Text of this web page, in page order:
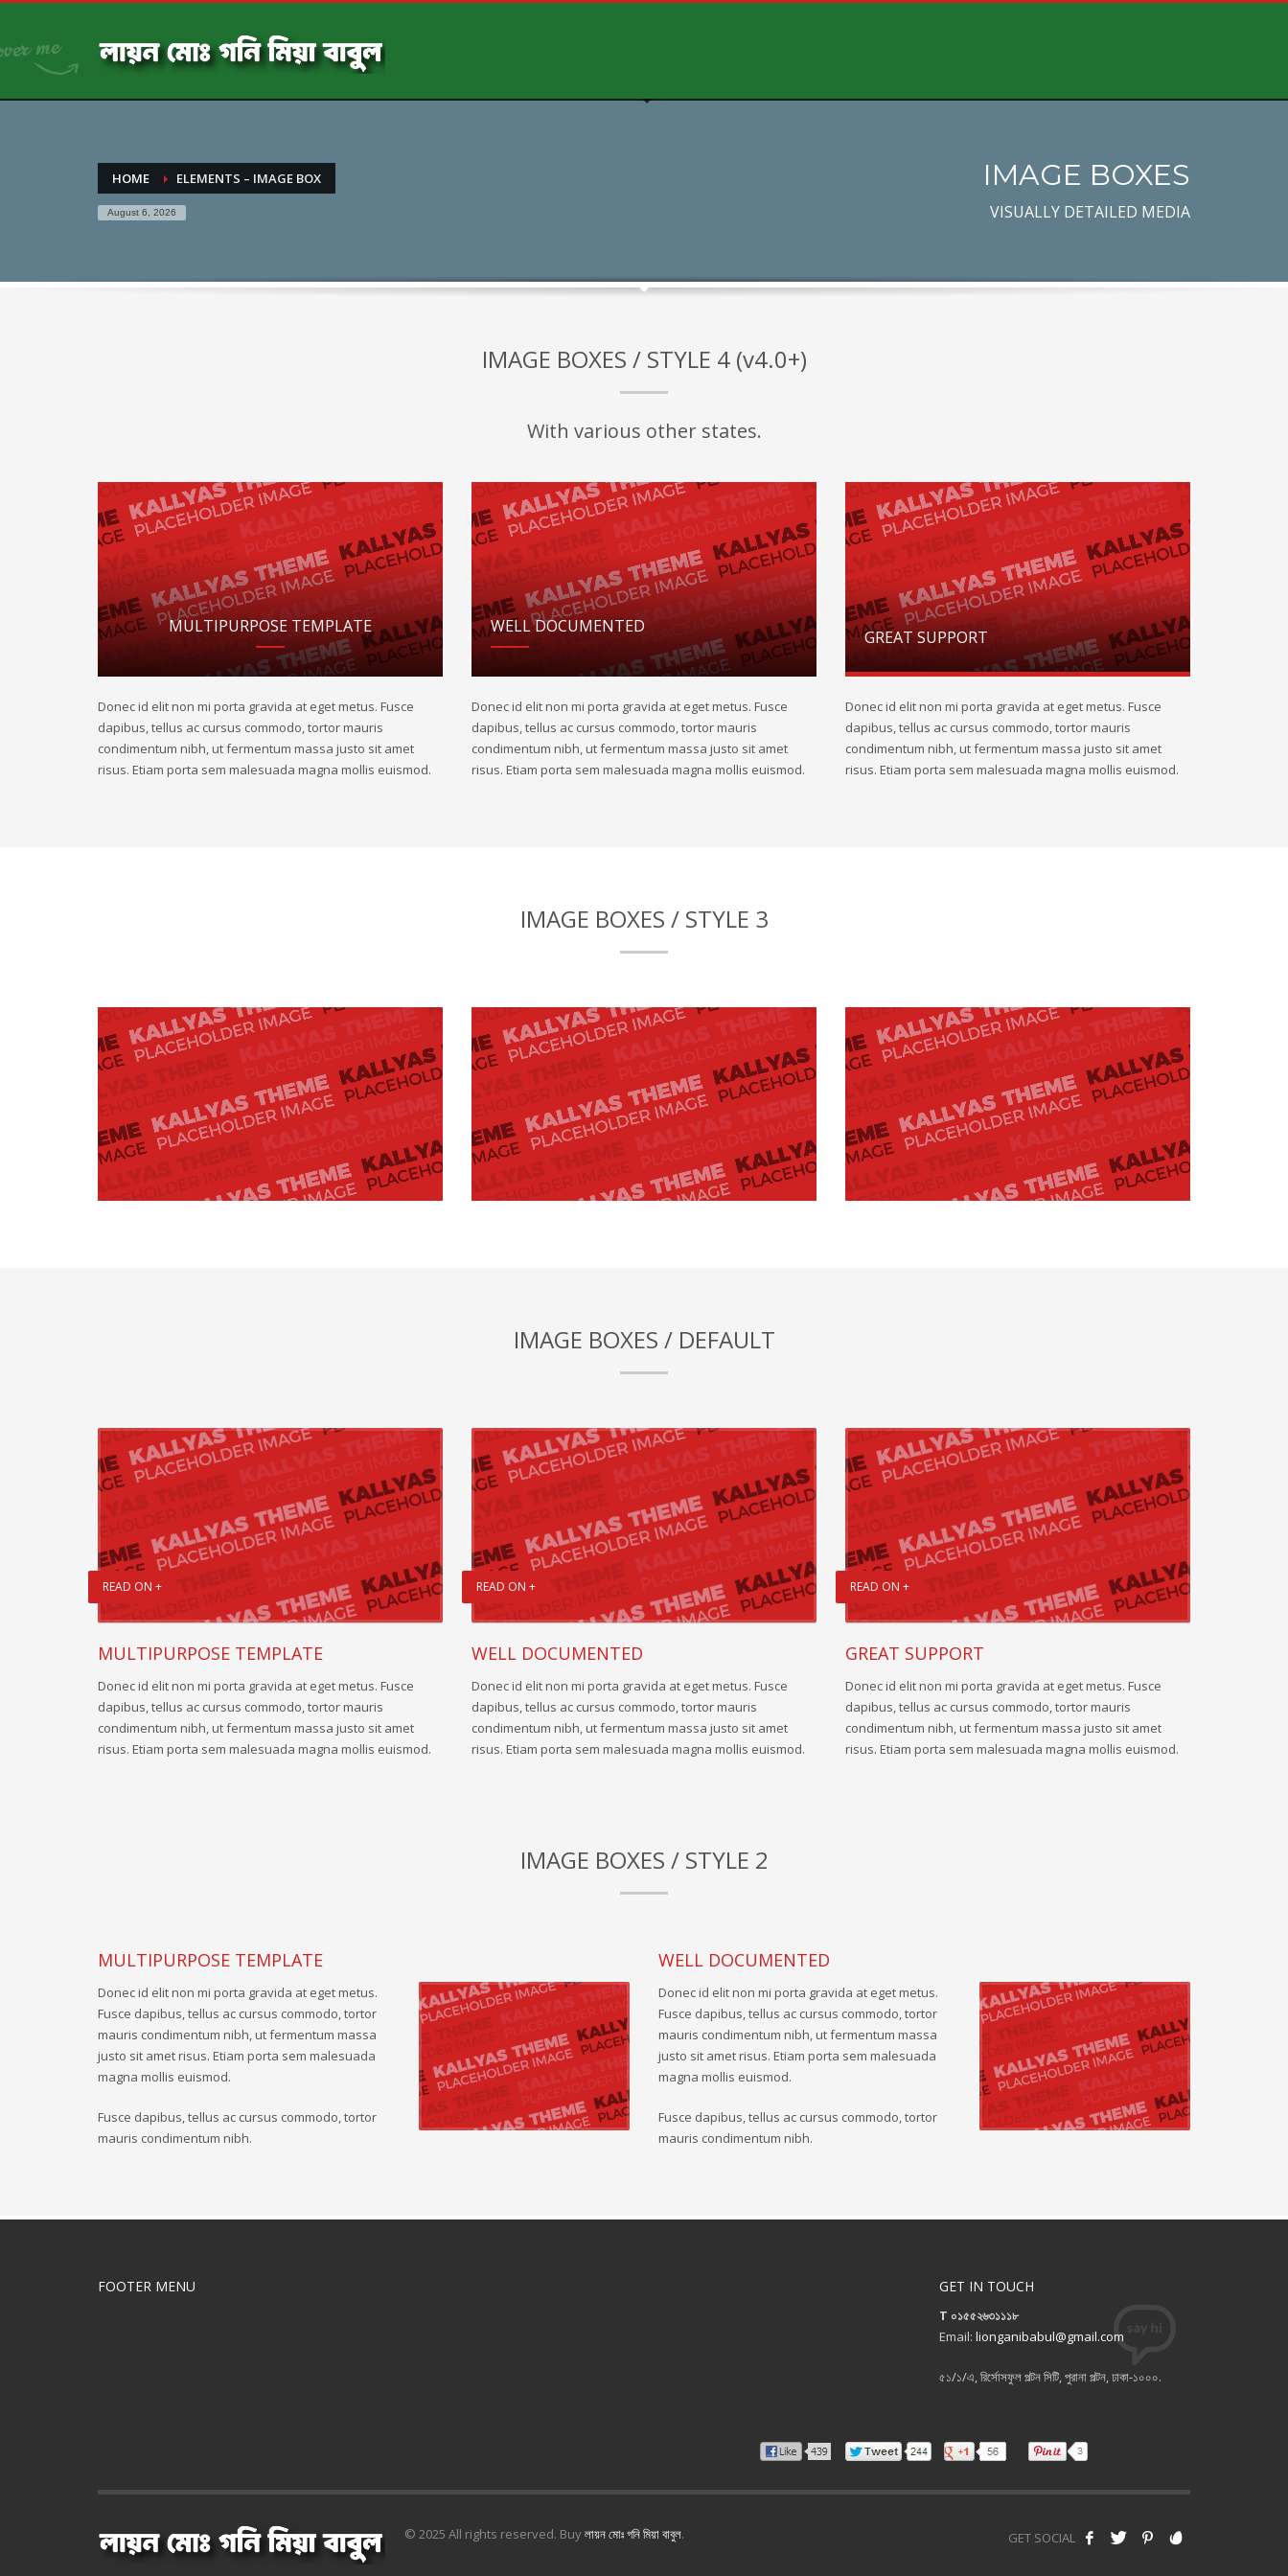
HOME ELEMENTS – IMAGE BOX
August 6, 2026
IMAGE BOXES
VISUALLY DETAILED MEDIA
IMAGE BOXES / STYLE 4 (v4.0+)
With various other states.
MULTIPURPOSE TEMPLATE
Donec id elit non mi porta gravida at eget metus. Fusce
dapibus, tellus ac cursus commodo, tortor mauris
condimentum nibh, ut fermentum massa justo sit amet
risus. Etiam porta sem malesuada magna mollis euismod.
WELL DOCUMENTED
Donec id elit non mi porta gravida at eget metus. Fusce
dapibus, tellus ac cursus commodo, tortor mauris
condimentum nibh, ut fermentum massa justo sit amet
risus. Etiam porta sem malesuada magna mollis euismod.
GREAT SUPPORT
Donec id elit non mi porta gravida at eget metus. Fusce
dapibus, tellus ac cursus commodo, tortor mauris
condimentum nibh, ut fermentum massa justo sit amet
risus. Etiam porta sem malesuada magna mollis euismod.
IMAGE BOXES / STYLE 3
IMAGE BOXES / DEFAULT
READ ON +
MULTIPURPOSE TEMPLATE
Donec id elit non mi porta gravida at eget metus. Fusce
dapibus, tellus ac cursus commodo, tortor mauris
condimentum nibh, ut fermentum massa justo sit amet
risus. Etiam porta sem malesuada magna mollis euismod.
READ ON +
WELL DOCUMENTED
Donec id elit non mi porta gravida at eget metus. Fusce
dapibus, tellus ac cursus commodo, tortor mauris
condimentum nibh, ut fermentum massa justo sit amet
risus. Etiam porta sem malesuada magna mollis euismod.
READ ON +
GREAT SUPPORT
Donec id elit non mi porta gravida at eget metus. Fusce
dapibus, tellus ac cursus commodo, tortor mauris
condimentum nibh, ut fermentum massa justo sit amet
risus. Etiam porta sem malesuada magna mollis euismod.
IMAGE BOXES / STYLE 2
MULTIPURPOSE TEMPLATE
Donec id elit non mi porta gravida at eget metus.
Fusce dapibus, tellus ac cursus commodo, tortor
mauris condimentum nibh, ut fermentum massa
justo sit amet risus. Etiam porta sem malesuada
magna mollis euismod.
Fusce dapibus, tellus ac cursus commodo, tortor
mauris condimentum nibh.
WELL DOCUMENTED
Donec id elit non mi porta gravida at eget metus.
Fusce dapibus, tellus ac cursus commodo, tortor
mauris condimentum nibh, ut fermentum massa
justo sit amet risus. Etiam porta sem malesuada
magna mollis euismod.
Fusce dapibus, tellus ac cursus commodo, tortor
mauris condimentum nibh.
FOOTER MENU GET IN TOUCH
T ০১৫৫২৬৩১১১৮
Email: lionganibabul@gmail.com
৫১/১/এ, রির্সোসফুল পল্টন সিটি, পুরানা পল্টন, ঢাকা-১০০০.
GET SOCIAL
© 2025 All rights reserved. Buyলায়ন মোঃ গনি মিয়া বাবুল.